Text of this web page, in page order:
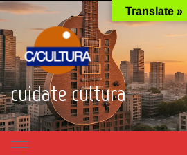
Skip
to
content
cuidate cultura
Translate »